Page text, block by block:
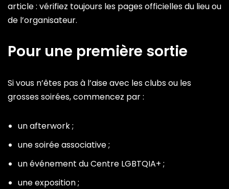
article : vérifiez toujours les pages officielles du lieu ou
de l’organisateur.
Pour une première sortie
Si vous n’êtes pas à l’aise avec les clubs ou les
grosses soirées, commencez par :
un afterwork ;
une soirée associative ;
un événement du Centre LGBTQIA+ ;
une exposition ;